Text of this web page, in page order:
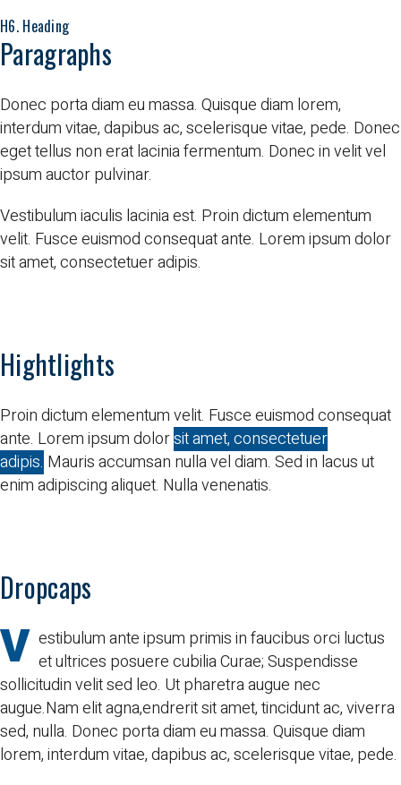
H6. Heading
Paragraphs
Donec porta diam eu massa. Quisque diam lorem,
interdum vitae, dapibus ac, scelerisque vitae, pede. Donec
eget tellus non erat lacinia fermentum. Donec in velit vel
ipsum auctor pulvinar.
Vestibulum iaculis lacinia est. Proin dictum elementum
velit. Fusce euismod consequat ante. Lorem ipsum dolor
sit amet, consectetuer adipis.
Hightlights
Proin dictum elementum velit. Fusce euismod consequat
ante. Lorem ipsum dolorsit amet, consectetuer
adipis. Mauris accumsan nulla vel diam. Sed in lacus ut
enim adipiscing aliquet. Nulla venenatis.
Dropcaps
V estibulum ante ipsum primis in faucibus orci luctus
et ultrices posuere cubilia Curae; Suspendisse
sollicitudin velit sed leo. Ut pharetra augue nec
augue.Nam elit agna,endrerit sit amet, tincidunt ac, viverra
sed, nulla. Donec porta diam eu massa. Quisque diam
lorem, interdum vitae, dapibus ac, scelerisque vitae, pede.